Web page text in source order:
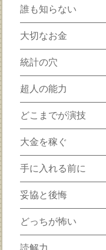
誰も知らない
大切なお金
統計の穴
超人の能力
どこまでが演技
大金を稼ぐ
手に入れる前に
妥協と後悔
どっちが怖い
読解力